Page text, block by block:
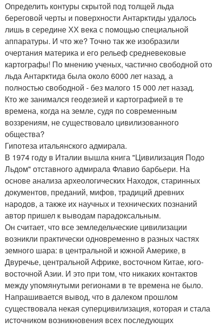
Определить контуры скрытой под толщей льда
береговой черты и поверхности Антарктиды удалось
лишь в середине ХХ века с помощью специальной
аппаратуры. И что же? Точно так же изобразили
очертания материка и его рельеф средневековые
картографы! По мнению ученых, частично свободной ото
льда Антарктида была около 6000 лет назад, а
полностью свободной - без малого 15 000 лет назад.
Кто же занимался геодезией и картографией в те
времена, когда на земле, судя по современным
воззрениям, не существовало цивилизованного
общества?
Гипотеза итальянского адмирала.
В 1974 году в Италии вышла книга "Цивилизация Подо
Льдом" отставного адмирала Флавио барбьери. На
основе анализа археологических Находок, старинных
документов, преданий, мифов, традиций древних
народов, а также их научных и технических познаний
автор пришел к выводам парадоксальным.
Он считает, что все земледельческие цивилизации
возникли практически одновременно в разных частях
земного шара: в центральной и южной Америке, в
Двуречье, центральной Африке, восточном Китае, юго-
восточной Азии. И это при том, что никаких контактов
между упомянутыми регионами в те времена не было.
Напрашивается вывод, что в далеком прошлом
существовала некая суперцивилизация, которая и стала
источником возникновения всех последующих